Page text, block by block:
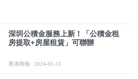
深圳公積金服務上新！「公積金租
房提取+房屋租賃」可聯辦
香港商報 2024-01-11